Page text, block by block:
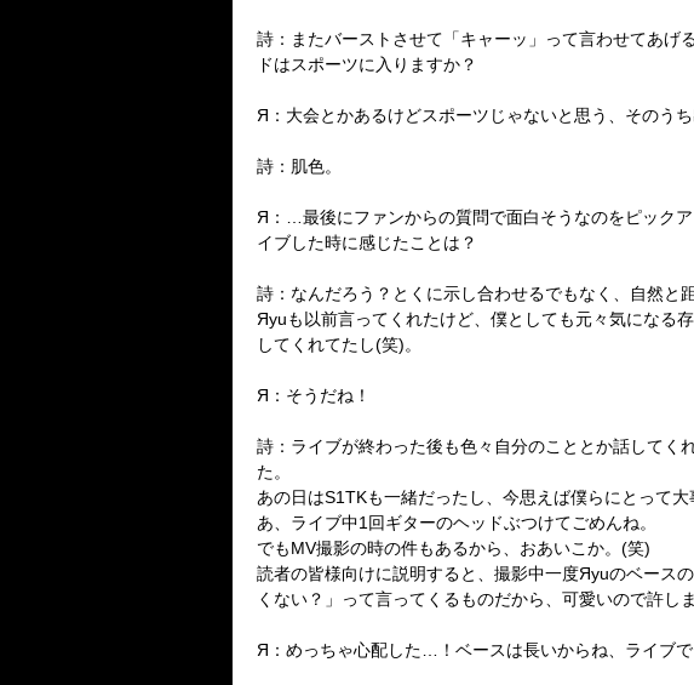
詩：またバーストさせて「キャーッ」って言わせてあ
ドはスポーツに入りますか？
Я：大会とかあるけどスポーツじゃないと思う、そのう
詩：肌色。
Я：…最後にファンからの質問で面白そうなのをピック
イブした時に感じたことは？
詩：なんだろう？とくに示し合わせるでもなく、自然と
Яyuも以前言ってくれたけど、僕としても元々気になる
してくれてたし(笑)。
Я：そうだね！
詩：ライブが終わった後も色々自分のこととか話してく
た。
あの日はS1TKも一緒だったし、今思えば僕らにとって
あ、ライブ中1回ギターのヘッドぶつけてごめんね。
でもMV撮影の時の件もあるから、おあいこか。(笑)
読者の皆様向けに説明すると、撮影中一度Яyuのベース
くない？」って言ってくるものだから、可愛いので許
Я：めっちゃ心配した…！ベースは長いからね、ライブで